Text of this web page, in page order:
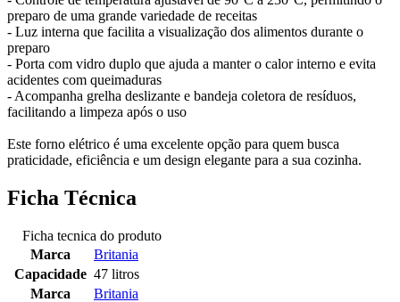
preparo de uma grande variedade de receitas
- Luz interna que facilita a visualização dos alimentos durante o
preparo
- Porta com vidro duplo que ajuda a manter o calor interno e evita
acidentes com queimaduras
- Acompanha grelha deslizante e bandeja coletora de resíduos,
facilitando a limpeza após o uso
Este forno elétrico é uma excelente opção para quem busca
praticidade, eficiência e um design elegante para a sua cozinha.
Ficha Técnica
Ficha tecnica do produto
Marca
Britania
Capacidade 47 litros
Marca
Britania